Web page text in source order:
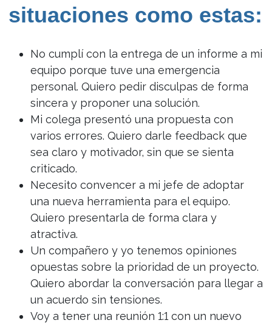
situaciones como estas:
No cumplí con la entrega de un informe a mi
equipo porque tuve una emergencia
personal. Quiero pedir disculpas de forma
sincera y proponer una solución.
Mi colega presentó una propuesta con
varios errores. Quiero darle feedback que
sea claro y motivador, sin que se sienta
criticado.
Necesito convencer a mi jefe de adoptar
una nueva herramienta para el equipo.
Quiero presentarla de forma clara y
atractiva.
Un compañero y yo tenemos opiniones
opuestas sobre la prioridad de un proyecto.
Quiero abordar la conversación para llegar a
un acuerdo sin tensiones.
Voy a tener una reunión 1:1 con un nuevo